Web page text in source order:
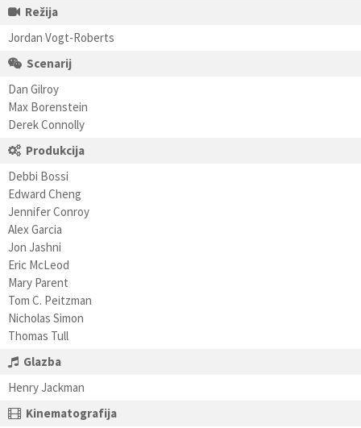
Režija
Jordan Vogt-Roberts
Scenarij
Dan Gilroy
Max Borenstein
Derek Connolly
Produkcija
Debbi Bossi
Edward Cheng
Jennifer Conroy
Alex Garcia
Jon Jashni
Eric McLeod
Mary Parent
Tom C. Peitzman
Nicholas Simon
Thomas Tull
Glazba
Henry Jackman
Kinematografija